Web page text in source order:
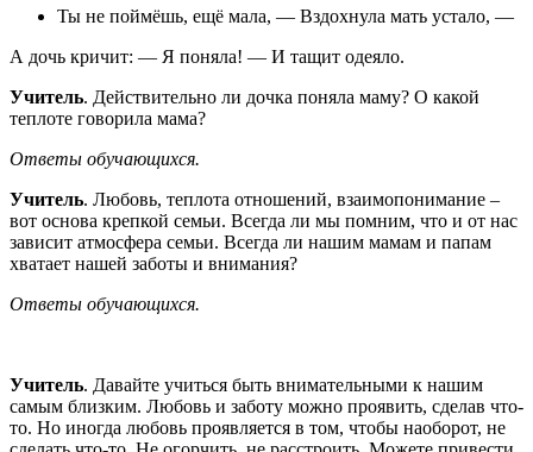
Ты не поймёшь, ещё мала, — Вздохнула мать устало, —
А дочь кричит: — Я поняла! — И тащит одеяло.
Учитель. Действительно ли дочка поняла маму? О какой
теплоте говорила мама?
Ответы обучающихся.
Учитель. Любовь, теплота отношений, взаимопонимание –
вот основа крепкой семьи. Всегда ли мы помним, что и от нас
зависит атмосфера семьи. Всегда ли нашим мамам и папам
хватает нашей заботы и внимания?
Ответы обучающихся.
Учитель. Давайте учиться быть внимательными к нашим
самым близким. Любовь и заботу можно проявить, сделав что-
то. Но иногда любовь проявляется в том, чтобы наоборот, не